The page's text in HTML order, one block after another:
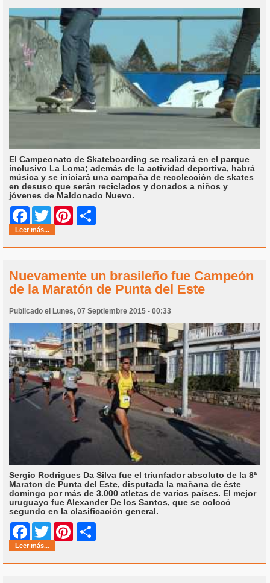
El Campeonato de Skateboarding se realizará en el parque
inclusivo La Loma; además de la actividad deportiva, habrá
música y se iniciará una campaña de recolección de skates
en desuso que serán reciclados y donados a niños y
jóvenes de Maldonado Nuevo.
Facebook
Twitter Pinterest
Leer más...
Nuevamente un brasileño fue Campeón
de la Maratón de Punta del Este
Publicado el Lunes, 07 Septiembre 2015 - 00:33
Sergio Rodrigues Da Silva fue el triunfador absoluto de la 8ª
Maraton de Punta del Este, disputada la mañana de éste
domingo por más de 3.000 atletas de varios países. El mejor
uruguayo fue Alexander De los Santos, que se colocó
segundo en la clasificación general.
Facebook
Twitter Pinterest
Leer más...